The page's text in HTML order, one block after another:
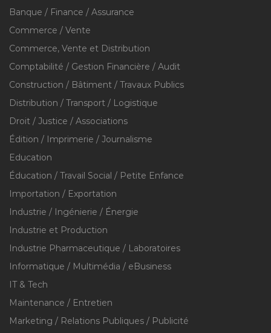
Banque / Finance / Assurance
Commerce / Vente
Commerce, Vente et Distribution
Comptabilité / Gestion Financière / Audit
Construction / Bâtiment / Travaux Publics
Distribution / Transport / Logistique
Droit / Justice / Associations
Édition / Imprimerie / Journalisme
Education
Éducation / Travail Social / Petite Enfance
Importation / Exportation
Industrie / Ingénierie / Énergie
Industrie et Production
Industrie Pharmaceutique / Laboratoires
Informatique / Multimédia / eBusiness
IT & Tech
Maintenance / Entretien
Marketing / Relations Publiques / Publicité